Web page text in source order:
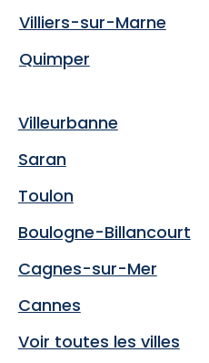
Villiers-sur-Marne
Quimper
Villeurbanne
Saran
Toulon
Boulogne-Billancourt
Cagnes-sur-Mer
Cannes
Voir toutes les villes